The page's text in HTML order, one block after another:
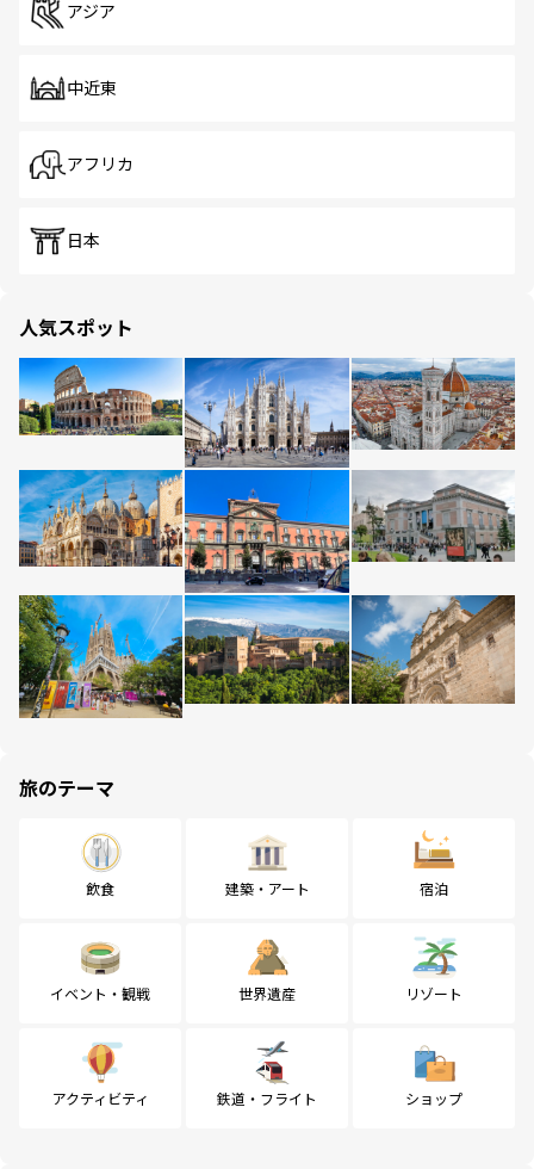
アジア
中近東
アフリカ
日本
人気スポット
旅のテーマ
飲食 建築・アート 宿泊
イベント・観戦 世界遺産 リゾート
アクティビティ 鉄道・フライト ショップ